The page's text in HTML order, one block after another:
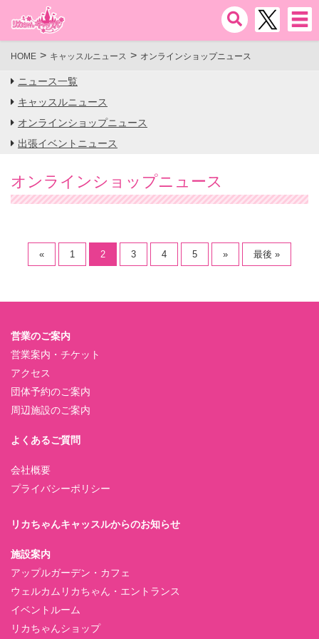
HOME キャッスルニュース オンラインショップニュース
ニュース一覧
キャッスルニュース
オンラインショップニュース
出張イベントニュース
オンラインショップニュース
« 1 2 3 4 5 » 最後 »
営業のご案内
営業案内・チケット
アクセス
団体予約のご案内
周辺施設のご案内
よくあるご質問
会社概要
プライバシーポリシー
リカちゃんキャッスルからのお知らせ
施設案内
アップルガーデン・カフェ
ウェルカムリカちゃん・エントランス
イベントルーム
リカちゃんショップ